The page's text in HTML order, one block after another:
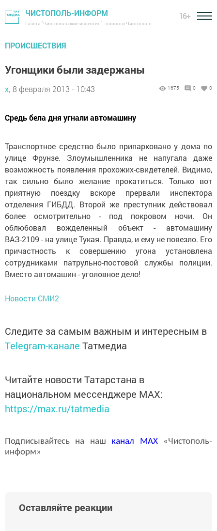
ЧИСТОПОЛЬ-ИНФОРМ
Газета "Чистопольские известия" - новости Чистополя
16+
ПРОИСШЕСТВИЯ
Угонщики были задержаны
х, 8 февраля 2013 - 10:43 1675 0 0
Средь бела дня угнали автомашину
Транспортное средство было припарковано у дома по
улице Фрунзе. Злоумышленника не напугала даже
возможность появления прохожих-свидетелей. Видимо,
так сильно было желание прокатиться. Только вот
приятную поездку вскоре прервали инспектора
отделения ГИБДД. Второй же преступник действовал
более осмотрительно - под покровом ночи. Он
облюбовал вожделенный объект - автомашину
ВАЗ-2109 - на улице Тукая. Правда, и ему не повезло. Его
причастность к совершению угона установлена
сотрудниками патрульно-постовой службы полиции.
Вместо автомашин - уголовное дело!
Новости СМИ2
Следите за самым важным и интересным в
Telegram-канале Татмедиа
Читайте новости Татарстана в
национальном мессенджере MАХ:
https://max.ru/tatmedia
Подписывайтесь на наш канал MAX«Чистополь-
информ»
Оставляйте реакции